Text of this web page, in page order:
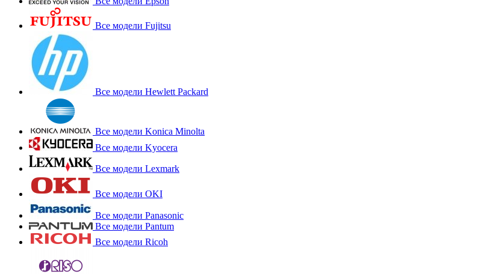
Все модели Fujitsu
Все модели Hewlett Packard
Все модели Konica Minolta
Все модели Kyocera
Все модели Lexmark
Все модели OKI
Все модели Panasonic
Все модели Pantum
Все модели Ricoh